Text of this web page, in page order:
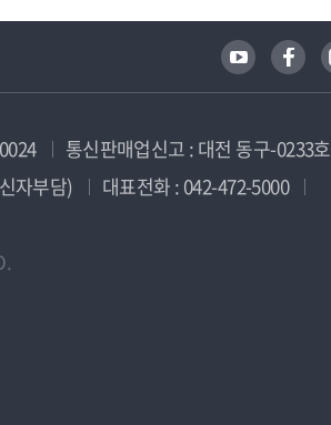
통신판매업신고 : 대전 동구-0233호
자부담)
대표전화 : 042-472-5000